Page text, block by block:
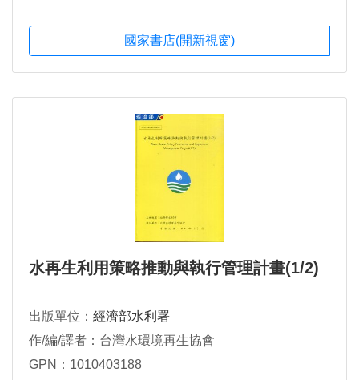
國家書店(開新視窗)
水再生利用策略推動與執行管理計畫(1/2)
出版單位： 經濟部水利署
作/編/譯者：台灣水環境再生協會
GPN：1010403188